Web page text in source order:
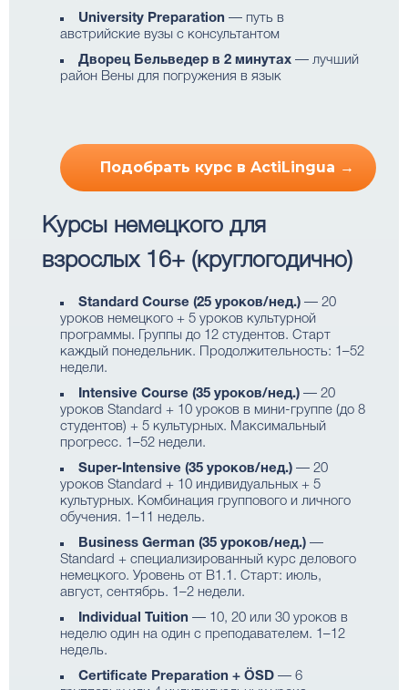
University Preparation — путь в
австрийские вузы с консультантом
Дворец Бельведер в 2 минутах — лучший
район Вены для погружения в язык
Подобрать курс в ActiLingua →
Курсы немецкого для
взрослых 16+ (круглогодично)
Standard Course (25 уроков/нед.) — 20
уроков немецкого + 5 уроков культурной
программы. Группы до 12 студентов. Старт
каждый понедельник. Продолжительность: 1–52
недели.
Intensive Course (35 уроков/нед.) — 20
уроков Standard + 10 уроков в мини-группе (до 8
студентов) + 5 культурных. Максимальный
прогресс. 1–52 недели.
Super-Intensive (35 уроков/нед.) — 20
уроков Standard + 10 индивидуальных + 5
культурных. Комбинация группового и личного
обучения. 1–11 недель.
Business German (35 уроков/нед.) —
Standard + специализированный курс делового
немецкого. Уровень от B1.1. Старт: июль,
август, сентябрь. 1–2 недели.
Individual Tuition — 10, 20 или 30 уроков в
неделю один на один с преподавателем. 1–12
недель.
Certificate Preparation + ÖSD — 6